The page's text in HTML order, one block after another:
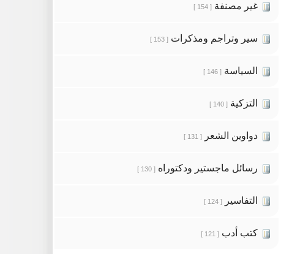
غير مصنفة [ 154 ]
سير وتراجم ومذكرات [ 153 ]
السياسة [ 146 ]
التزكية [ 140 ]
دواوين الشعر [ 131 ]
رسائل ماجستير ودكتوراه [ 130 ]
التفاسير [ 124 ]
كتب أدب [ 121 ]